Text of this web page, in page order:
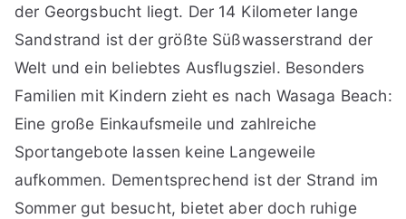
der Georgsbucht liegt. Der 14 Kilometer lange
Sandstrand ist der größte Süßwasserstrand der
Welt und ein beliebtes Ausflugsziel. Besonders
Familien mit Kindern zieht es nach Wasaga Beach:
Eine große Einkaufsmeile und zahlreiche
Sportangebote lassen keine Langeweile
aufkommen. Dementsprechend ist der Strand im
Sommer gut besucht, bietet aber doch ruhige